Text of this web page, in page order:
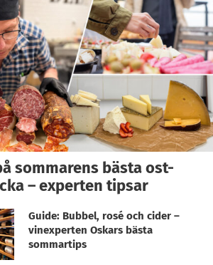
sommarens bästa ost-
– experten tipsar
Guide: Bubbel, rosé och cider –
vinexperten Oskars bästa
sommartips